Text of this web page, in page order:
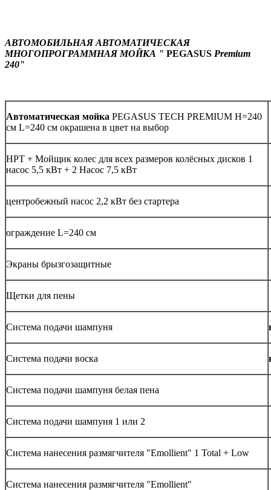
АВТОМОБИЛЬНАЯ АВТОМАТИЧЕСКАЯ
МНОГОПРОГРАММНАЯ МОЙКА " PEGASUS Premium
240"
Автоматическая мойка PEGASUS TECH PREMIUM H=240
см L=240 см окрашена в цвет на выбор
HPT + Мойщик колес для всех размеров колёсных дисков 1
насос 5,5 кВт + 2 Насос 7,5 кВт
центробежный насос 2,2 кВт без стартера
ограждение L=240 см
Экраны брызгозащитные
Щетки для пены
Система подачи шампуня
Система подачи воска
Система подачи шампуня белая пена
Система подачи шампуня 1 или 2
Система нанесения размягчителя "Emollient" 1 Total + Low
Система нанесения размягчителя "Emollient"